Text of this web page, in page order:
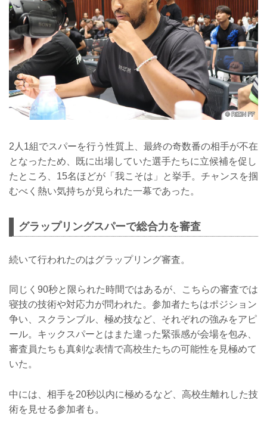
2人1組でスパーを行う性質上、最終の奇数番の相手が不在
となったため、既に出場していた選手たちに立候補を促し
たところ、15名ほどが「我こそは」と挙手。チャンスを掴
むべく熱い気持ちが見られた一幕であった。
グラップリングスパーで総合力を審査
続いて行われたのはグラップリング審査。
同じく90秒と限られた時間ではあるが、こちらの審査では
寝技の技術や対応力が問われた。参加者たちはポジション
争い、スクランブル、極め技など、それぞれの強みをアピ
ール。キックスパーとはまた違った緊張感が会場を包み、
審査員たちも真剣な表情で高校生たちの可能性を見極めて
いた。
中には、相手を20秒以内に極めるなど、高校生離れした技
術を見せる参加者も。